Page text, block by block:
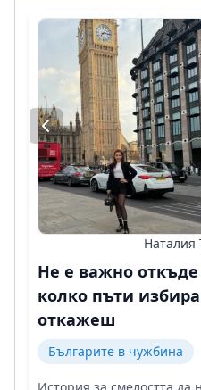
Наталия
Не е важно
колко пъти
откажеш
Българите в чужбина